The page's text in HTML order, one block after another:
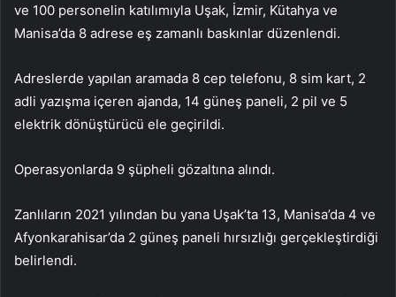
ve 100 personelin katılımıyla Uşak, İzmir, Kütahya ve
Manisa’da 8 adrese eş zamanlı baskınlar düzenlendi.
Adreslerde yapılan aramada 8 cep telefonu, 8 sim kart, 2
adli yazışma içeren ajanda, 14 güneş paneli, 2 pil ve 5
elektrik dönüştürücü ele geçirildi.
Operasyonlarda 9 şüpheli gözaltına alındı.
Zanlıların 2021 yılından bu yana Uşak’ta 13, Manisa’da 4 ve
Afyonkarahisar’da 2 güneş paneli hırsızlığı gerçekleştirdiği
belirlendi.